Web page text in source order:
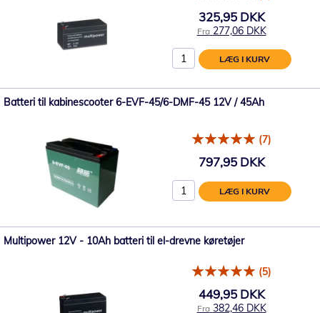
325,95 DKK
Fra 277,06 DKK
LÆG I KURV
Batteri til kabinescooter 6-EVF-45/6-DMF-45 12V / 45Ah
(7)
797,95 DKK
LÆG I KURV
Multipower 12V - 10Ah batteri til el-drevne køretøjer
(5)
449,95 DKK
Fra 382,46 DKK